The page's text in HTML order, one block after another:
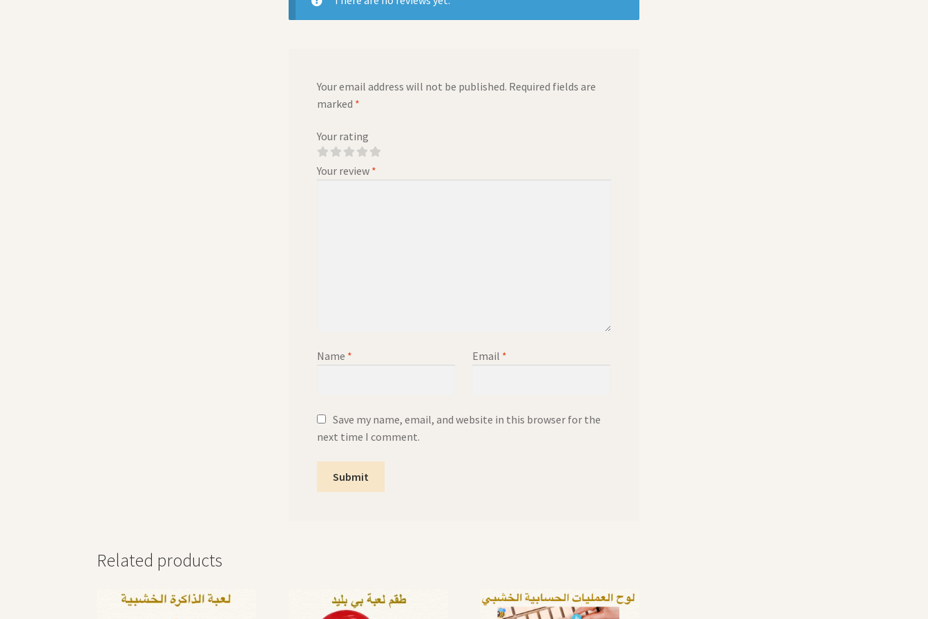
Your email address will not be published. Required fields are
marked *
Your rating
Your review *
Name * Email *
Save my name, email, and website in this browser for the
next time I comment.
Related products